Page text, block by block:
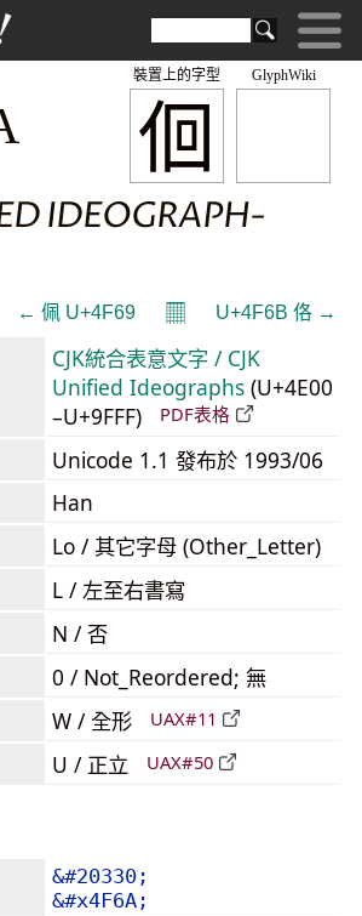
GlyphWiki
佪
裝置上的字型
IDEOGRAPH-
← 佩 U+4F69 𝄜 U+4F6B 佫 →
CJK統合表意文字 / CJK
Unified Ideographs (U+4E00
–U+9FFF)
PDF表格
Unicode 1.1 發布於 1993/06
Han
Lo / 其它字母 (Other_Letter)
L / 左至右書寫
N / 否
0 / Not_Reordered; 無
W / 全形 UAX#11
U / 正立 UAX#50
&#20330;
&#x4F6A;